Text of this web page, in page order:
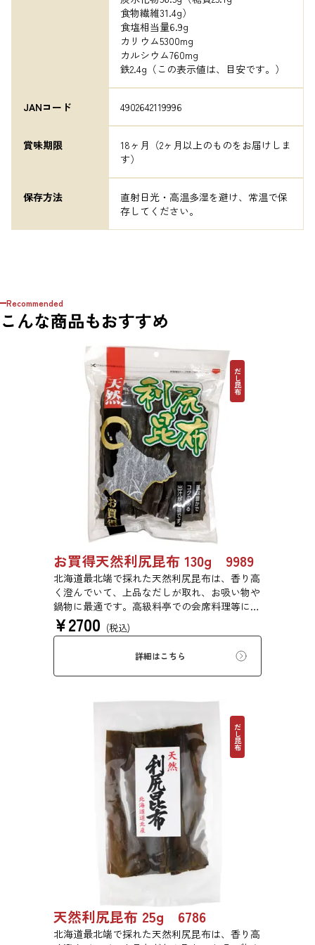
食物繊維31.4g）
食塩相当量6.9g
カリウム5300mg
カルシウム760mg
鉄2.4g（この表示値は、目安です。）
JANコード 4902642119996
賞味期限
18ヶ月（2ヶ月以上のものをお届けしま
す）
保存方法
直射日光・高温多湿を避け、常温で保
存してください。
Recommended
こんな商品もおすすめ
だし昆布
お買得天然利尻昆布 130g 9989
北海道最北端で採れた天然利尻昆布は、香り高
く澄んでいて、上品なだしが取れ、お吸い物や
鍋物に最適です。高級料亭での会席料理等にも
使われている高級昆布です。
¥2700 (税込)
詳細はこちら
だし昆布
天然利尻昆布 25g 6786
北海道最北端で採れた天然利尻昆布は、香り高